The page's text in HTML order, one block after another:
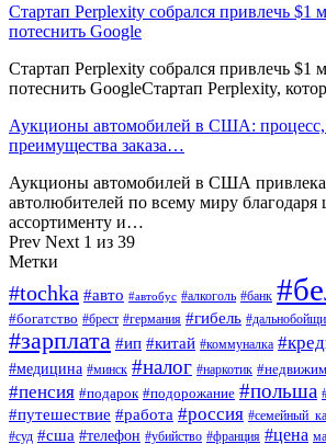
Стартап Perplexity собрался привлечь $1
потеснить Google
Стартап Perplexity собрался привлечь $1
потеснить GoogleСтартап Perplexity,
Аукционы автомобилей в США:
преимущества заказа…
Аукционы автомобилей в США
автолюбителей по всему миру
ассортименту и…
Prev Next 1 из 39
Метки
#tochka #авто #автобус #алкоголь #банк
#богатство #брест #германия #гибель
#зарплата #ип #китай #коммуналка
#медицина #минск #налог #наркотик
#пенсия #подарок #подорожание #польша
#путешествие #работа #россия
#суд #сша #телефон #убийство #франция #цена